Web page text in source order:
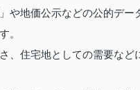
や地価公示などの公的デ
。
、住宅地としての需要など